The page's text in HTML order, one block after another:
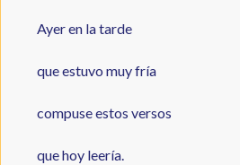
Ayer en la tarde
que estuvo muy fría
compuse estos versos
que hoy leería.